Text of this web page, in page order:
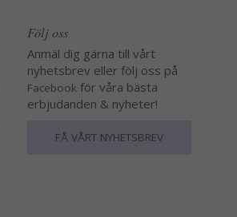
Följ oss
Anmäl dig gärna till vårt
nyhetsbrev eller följ oss på
Facebook för våra bästa
erbjudanden & nyheter!
FÅ VÅRT NYHETSBREV